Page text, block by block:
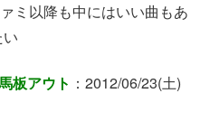
ミ以降も中にはいい曲もあ
板アウト ：2012/06/23(土)